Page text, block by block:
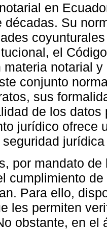
en
décadas. Su
el
materia notarial
conjunto
sus
de los
jurídico ofrece
por mandato
cumplimiento
Para ello,
les permiten
obstante, en el